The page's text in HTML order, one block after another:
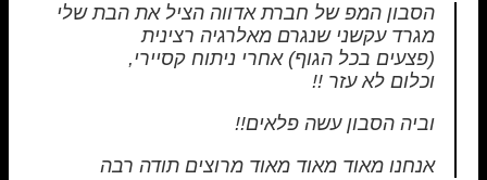
הסבון המפ של חברת אדווה הציל את הבת שלי
מגרד עקשני שנגרם מאלרגיה רצינית
(פצעים בכל הגוף) אחרי ניתוח קסיירי,
וכלום לא עזר !!
וביה הסבון עשה פלאים!!
אנחנו מאוד מאוד מאוד מרוצים תודה רבה